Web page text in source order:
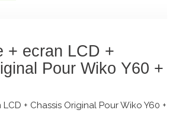
+ ecran LCD +
Pour Wiko Y60 +
+ Chassis Original Pour Wiko Y60 +